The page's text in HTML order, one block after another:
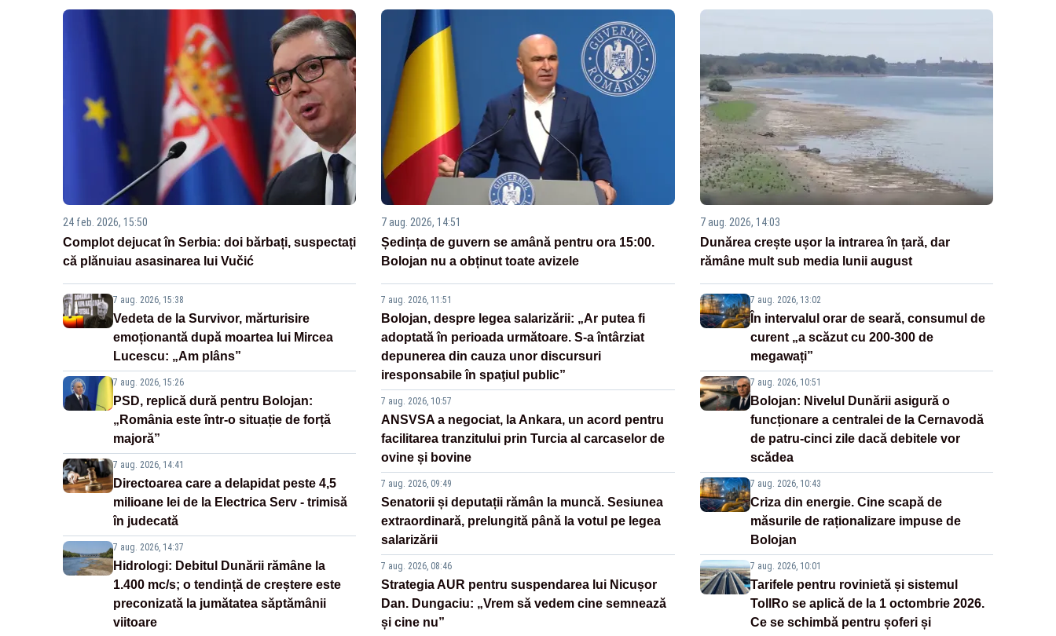
24 feb. 2026, 15:50
Complot dejucat în Serbia: doi bărbați, suspectați
că plănuiau asasinarea lui Vučić
7 aug. 2026, 15:38
Vedeta de la Survivor, mărturisire
emoționantă după moartea lui Mircea
Lucescu: „Am plâns”
7 aug. 2026, 15:26
PSD, replică dură pentru Bolojan:
„România este într-o situație de forță
majoră”
7 aug. 2026, 14:41
Directoarea care a delapidat peste 4,5
milioane lei de la Electrica Serv - trimisă
în judecată
7 aug. 2026, 14:37
Hidrologi: Debitul Dunării rămâne la
1.400 mc/s; o tendință de creștere este
preconizată la jumătatea săptămânii
viitoare
7 aug. 2026, 14:51
Ședința de guvern se amână pentru ora 15:00.
Bolojan nu a obținut toate avizele
7 aug. 2026, 11:51
Bolojan, despre legea salarizării: „Ar putea fi
adoptată în perioada următoare. S-a întârziat
depunerea din cauza unor discursuri
iresponsabile în spaţiul public”
7 aug. 2026, 10:57
ANSVSA a negociat, la Ankara, un acord pentru
facilitarea tranzitului prin Turcia al carcaselor de
ovine și bovine
7 aug. 2026, 09:49
Senatorii și deputații rămân la muncă. Sesiunea
extraordinară, prelungită până la votul pe legea
salarizării
7 aug. 2026, 08:46
Strategia AUR pentru suspendarea lui Nicușor
Dan. Dungaciu: „Vrem să vedem cine semnează
și cine nu”
7 aug. 2026, 14:03
Dunărea crește ușor la intrarea în țară, dar
rămâne mult sub media lunii august
7 aug. 2026, 13:02
În intervalul orar de seară, consumul de
curent „a scăzut cu 200-300 de
megawați”
7 aug. 2026, 10:51
Bolojan: Nivelul Dunării asigură o
funcționare a centralei de la Cernavodă
de patru-cinci zile dacă debitele vor
scădea
7 aug. 2026, 10:43
Criza din energie. Cine scapă de
măsurile de raționalizare impuse de
Bolojan
7 aug. 2026, 10:01
Tarifele pentru rovinietă și sistemul
TollRo se aplică de la 1 octombrie 2026.
Ce se schimbă pentru șoferi și